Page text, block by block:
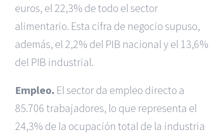
euros, el 22,3% de todo el sector
alimentario. Esta cifra de negocio supuso,
además, el 2,2% del PIB nacional y el 13,6%
del PIB industrial.
Empleo. El sector da empleo directo a
85.706 trabajadores, lo que representa el
24,3% de la ocupación total de la industria